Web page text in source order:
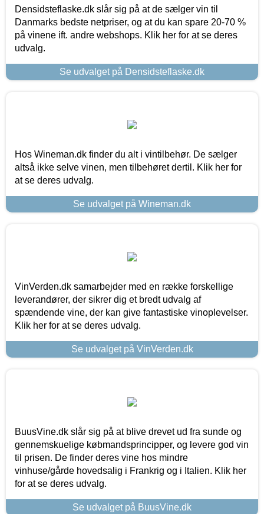
Densidsteflaske.dk slår sig på at de sælger vin til
Danmarks bedste netpriser, og at du kan spare 20-70 %
på vinene ift. andre webshops. Klik her for at se deres
udvalg.
Se udvalget på Densidsteflaske.dk
Hos Wineman.dk finder du alt i vintilbehør. De sælger
altså ikke selve vinen, men tilbehøret dertil. Klik her for
at se deres udvalg.
Se udvalget på Wineman.dk
VinVerden.dk samarbejder med en række forskellige
leverandører, der sikrer dig et bredt udvalg af
spændende vine, der kan give fantastiske vinoplevelser.
Klik her for at se deres udvalg.
Se udvalget på VinVerden.dk
BuusVine.dk slår sig på at blive drevet ud fra sunde og
gennemskuelige købmandsprincipper, og levere god vin
til prisen. De finder deres vine hos mindre
vinhuse/gårde hovedsalig i Frankrig og i Italien. Klik her
for at se deres udvalg.
Se udvalget på BuusVine.dk